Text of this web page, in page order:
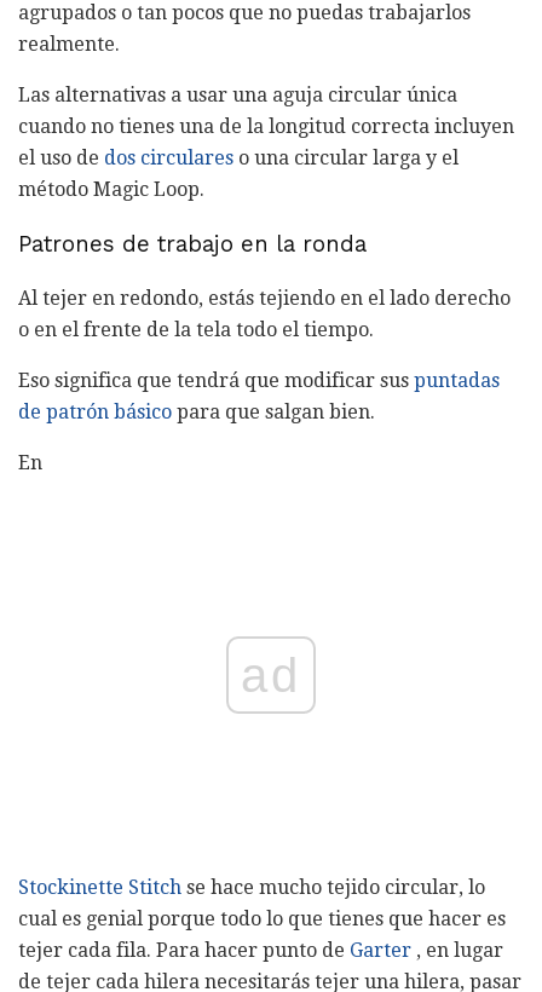
agrupados o tan pocos que no puedas trabajarlos
realmente.
Las alternativas a usar una aguja circular única
cuando no tienes una de la longitud correcta incluyen
el uso de dos circulares o una circular larga y el
método Magic Loop.
Patrones de trabajo en la ronda
Al tejer en redondo, estás tejiendo en el lado derecho
o en el frente de la tela todo el tiempo.
Eso significa que tendrá que modificar sus puntadas
de patrón básico para que salgan bien.
En
ad
Stockinette Stitch se hace mucho tejido circular, lo
cual es genial porque todo lo que tienes que hacer es
tejer cada fila. Para hacer punto de Garter , en lugar
de tejer cada hilera necesitarás tejer una hilera, pasar